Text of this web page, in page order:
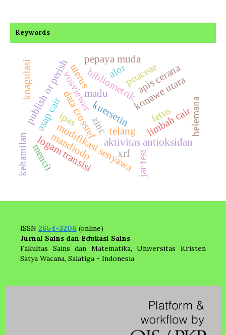
Keywords
aktivitas antioksidan
kuersetin
konawe utara
vosviewer
publish or perishdata crossref
bibliometrik
asap cair
modifikasi senyawa
mandiodo
poaceae
limbah cair
koagulasi
jar test
telang
logam transisi
madu
belemana
apis cerana
alor
uterus
pepaya muda
mencit
kehamilan
fetus
zinc
xrf
ipas
ISSN 2654-3206 (online)
Jurnal Sains dan Edukasi Sains
Fakultas Sains dan Matematika, Universitas Kristen
Satya Wacana, Salatiga - Indonesia